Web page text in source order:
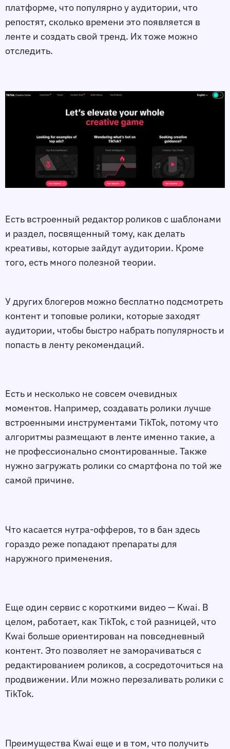
платформе, что популярно у аудитории, что
репостят, сколько времени это появляется в
ленте и создать свой тренд. Их тоже можно
отследить.
Есть встроенный редактор роликов с шаблонами
и раздел, посвященный тому, как делать
креативы, которые зайдут аудитории. Кроме
того, есть много полезной теории.
У других блогеров можно бесплатно подсмотреть
контент и топовые ролики, которые заходят
аудитории, чтобы быстро набрать популярность и
попасть в ленту рекомендаций.
Есть и несколько не совсем очевидных
моментов. Например, создавать ролики лучше
встроенными инструментами TikTok, потому что
алгоритмы размещают в ленте именно такие, а
не профессионально смонтированные. Также
нужно загружать ролики со смартфона по той же
самой причине.
Что касается нутра-офферов, то в бан здесь
гораздо реже попадают препараты для
наружного применения.
Еще один сервис с короткими видео — Kwai. В
целом, работает, как TikTok, с той разницей, что
Kwai больше ориентирован на повседневный
контент. Это позволяет не заморачиваться с
редактированием роликов, а сосредоточиться на
продвижении. Или можно перезаливать ролики с
TikTok.
Преимущества Kwai еще и в том, что получить